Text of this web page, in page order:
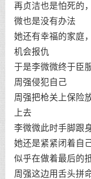
再贞洁也是怕死的
微也是没有办法
她还有幸福的家庭
机会报仇
于是李微微终于臣
周强侵犯自己
周强把枪关上保险
上去
李微微此时手脚跟
她还是紧紧闭着自
似乎在做着最后的
周强这边用舌头拼